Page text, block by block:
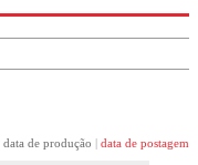
data de produção data de postagem